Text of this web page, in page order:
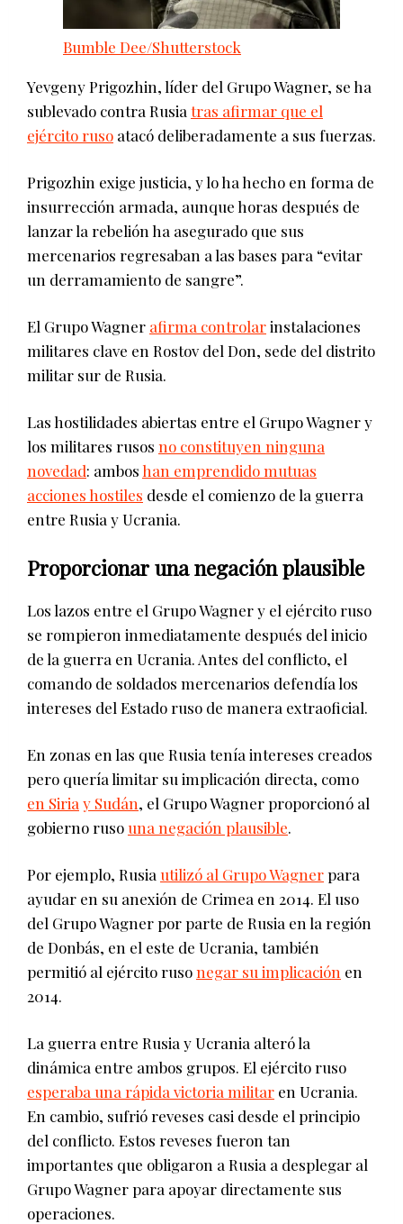
Bumble Dee/Shutterstock
Yevgeny Prigozhin, líder del Grupo Wagner, se ha
sublevado contra Rusia tras afirmar que el
ejército ruso atacó deliberadamente a sus fuerzas.
Prigozhin exige justicia, y lo ha hecho en forma de
insurrección armada, aunque horas después de
lanzar la rebelión ha asegurado que sus
mercenarios regresaban a las bases para “evitar
un derramamiento de sangre”.
El Grupo Wagner afirma controlarinstalaciones
militares clave en Rostov del Don, sede del distrito
militar sur de Rusia.
Las hostilidades abiertas entre el Grupo Wagner y
los militares rusos no constituyen ninguna
novedad: amboshan emprendido mutuas
acciones hostiles desde el comienzo de la guerra
entre Rusia y Ucrania.
Proporcionar una negación plausible
Los lazos entre el Grupo Wagner y el ejército ruso
se rompieron inmediatamente después del inicio
de la guerra en Ucrania. Antes del conflicto, el
comando de soldados mercenarios defendía los
intereses del Estado ruso de manera extraoficial.
En zonas en las que Rusia tenía intereses creados
pero quería limitar su implicación directa, como
en Siria y Sudán, el Grupo Wagner proporcionó al
gobierno rusouna negación plausible.
Por ejemplo, Rusia utilizó al Grupo Wagnerpara
ayudar en su anexión de Crimea en 2014. El uso
del Grupo Wagner por parte de Rusia en la región
de Donbás, en el este de Ucrania, también
permitió al ejército rusonegar su implicación en
2014.
La guerra entre Rusia y Ucrania alteró la
dinámica entre ambos grupos. El ejército ruso
esperaba una rápida victoria militar en Ucrania.
En cambio, sufrió reveses casi desde el principio
del conflicto. Estos reveses fueron tan
importantes que obligaron a Rusia a desplegar al
Grupo Wagner para apoyar directamente sus
operaciones.